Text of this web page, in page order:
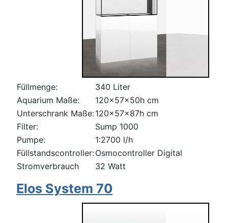
Füllmenge:
340 Liter
Aquarium Maße:
120x57x50h cm
Unterschrank Maße:120x57x87h cm
Filter:
Sump 1000
Pumpe:
1:2700 l/h
Füllstandscontroller:Osmocontroller Digital
Stromverbrauch
32 Watt
Elos System 70